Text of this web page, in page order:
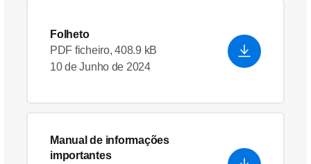
Folheto
PDF ficheiro, 408.9 kB
10 de Junho de 2024
Manual de informações
importantes